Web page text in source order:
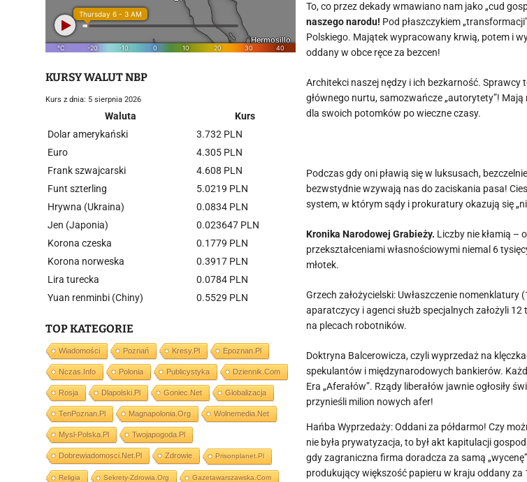
​To, co przez dekady wmawiano nam jako „cud
naszego narodu! Pod płaszczykiem
Polskiego. Majątek wypracowany krwią, potem i
oddany w obce ręce za bezcen!
​Architekci naszej nędzy i ich bezkarność.
głównego nurtu, samozwańcze „autorytety”!
dla swoich potomków po wieczne czasy.
​Podczas gdy oni pławią się w luksusach,
bezwstydnie wzywają nas do zaciskania pasa!
system, w którym sądy i prokuratury okazują się
​Kronika Narodowej Grabieży. Liczby nie kłamią –
przekształceniami własnościowymi niemal 6
młotek.
​Grzech założycielski: Uwłaszczenie
aparatczycy i agenci służb specjalnych założyli
na plecach robotników.
​Doktryna Balcerowicza, czyli wyprzedaż na
spekulantów i międzynarodowych bankierów.
Era „Aferałów”. Rządy liberałów jawnie ogłosiły
przynieśli milion nowych afer!
​Hańba Wyprzedaży: Oddani za półdarmo! Czy
nie była prywatyzacja, to był akt kapitulacji
gdy zagraniczna firma doradcza za samą
produkujący większość papieru w kraju oddany
KURSY WALUT NBP
Kurs z dnia: 5 sierpnia 2026
Waluta
Kurs
Dolar amerykański
3.732 PLN
Euro
4.305 PLN
Frank szwajcarski
4.608 PLN
Funt szterling
5.0219 PLN
Hrywna (Ukraina)
0.0834 PLN
Jen (Japonia)
0.023647 PLN
Korona czeska
0.1779 PLN
Korona norweska
0.3917 PLN
Lira turecka
0.0784 PLN
Yuan renminbi (Chiny)
0.5529 PLN
TOP KATEGORIE
Wiadomości Poznań Kresy.pl Epoznan.pl
Nczas.info Polonia Publicystyka Dziennik.com
Rosja Dlapolski.pl Goniec.net Globalizacja
TenPoznan.pl Magnapolonia.org Wolnemedia.net
Mysl-Polska.pl Twojapogoda.pl
Dobrewiadomosci.net.pl Zdrowie Prisonplanet.pl
Religia Sekrety-Zdrowia.org Gazetawarszawska.com